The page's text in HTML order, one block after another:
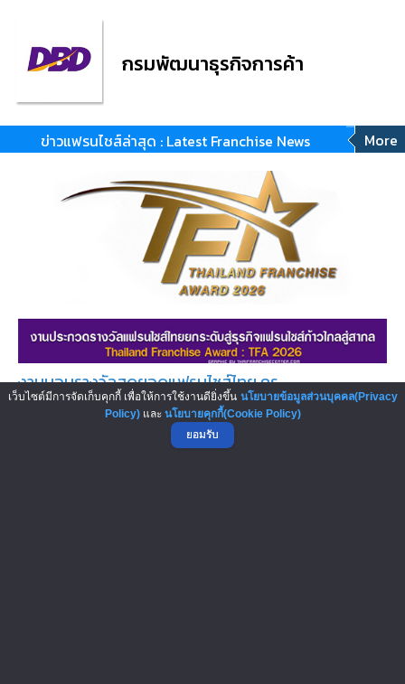
กรมพัฒนาธุรกิจการค้า
ข่าวแฟรนไชส์ล่าสุด : Latest Franchise News More
งานมอบรางวัลสุดยอดแฟรนไชส์ไทย คร...
กรมพัฒนาธุรกิจการค้า กระทรวงพาณิชย์ จัดพิธีมอบรางวัล
การประกวดสุดยอดแฟรนไชส์ไทย ค...
เว็บไซต์มีการจัดเก็บคุกกี้ เพื่อให้การใช้งานดียิ่งขึ้น นโยบายข้อมูลส่วนบุคคล(Privacy
Policy)และ นโยบายคุกกี้(Cookie Policy)
ยอมรับ